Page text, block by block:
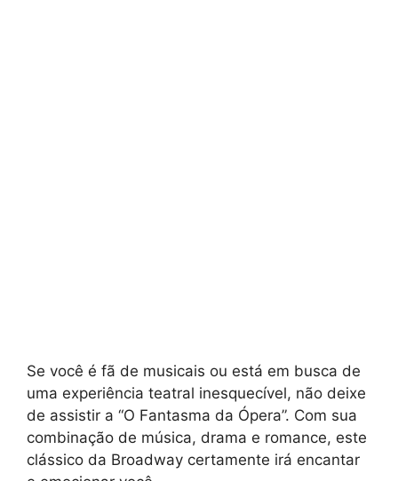
Se você é fã de musicais ou está em busca de
uma experiência teatral inesquecível, não deixe
de assistir a “O Fantasma da Ópera”. Com sua
combinação de música, drama e romance, este
clássico da Broadway certamente irá encantar